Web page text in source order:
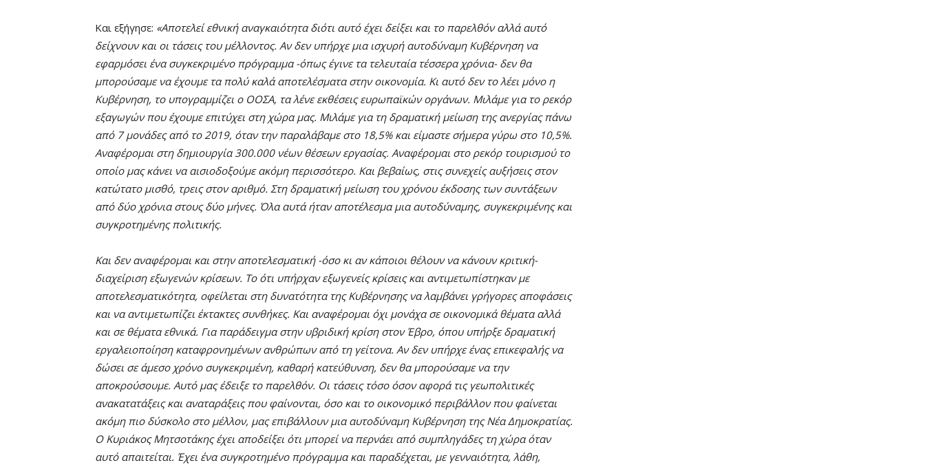
Και εξήγησε: «Αποτελεί εθνική αναγκαιότητα διότι αυτό έχει δείξει και το παρελθόν αλλά αυτό
δείχνουν και οι τάσεις του μέλλοντος. Αν δεν υπήρχε μια ισχυρή αυτοδύναμη Κυβέρνηση να
εφαρμόσει ένα συγκεκριμένο πρόγραμμα -όπως έγινε τα τελευταία τέσσερα χρόνια- δεν θα
μπορούσαμε να έχουμε τα πολύ καλά αποτελέσματα στην οικονομία. Κι αυτό δεν το λέει μόνο η
Κυβέρνηση, το υπογραμμίζει ο ΟΟΣΑ, τα λένε εκθέσεις ευρωπαϊκών οργάνων. Μιλάμε για το ρεκόρ
εξαγωγών που έχουμε επιτύχει στη χώρα μας. Μιλάμε για τη δραματική μείωση της ανεργίας πάνω
από 7 μονάδες από το 2019, όταν την παραλάβαμε στο 18,5% και είμαστε σήμερα γύρω στο 10,5%.
Αναφέρομαι στη δημιουργία 300.000 νέων θέσεων εργασίας. Αναφέρομαι στο ρεκόρ τουρισμού το
οποίο μας κάνει να αισιοδοξούμε ακόμη περισσότερο. Και βεβαίως, στις συνεχείς αυξήσεις στον
κατώτατο μισθό, τρεις στον αριθμό. Στη δραματική μείωση του χρόνου έκδοσης των συντάξεων
από δύο χρόνια στους δύο μήνες. Όλα αυτά ήταν αποτέλεσμα μια αυτοδύναμης, συγκεκριμένης και
συγκροτημένης πολιτικής.
Και δεν αναφέρομαι και στην αποτελεσματική -όσο κι αν κάποιοι θέλουν να κάνουν κριτική-
διαχείριση εξωγενών κρίσεων. Το ότι υπήρχαν εξωγενείς κρίσεις και αντιμετωπίστηκαν με
αποτελεσματικότητα, οφείλεται στη δυνατότητα της Κυβέρνησης να λαμβάνει γρήγορες αποφάσεις
και να αντιμετωπίζει έκτακτες συνθήκες. Και αναφέρομαι όχι μονάχα σε οικονομικά θέματα αλλά
και σε θέματα εθνικά. Για παράδειγμα στην υβριδική κρίση στον Έβρο, όπου υπήρξε δραματική
εργαλειοποίηση καταφρονημένων ανθρώπων από τη γείτονα. Αν δεν υπήρχε ένας επικεφαλής να
δώσει σε άμεσο χρόνο συγκεκριμένη, καθαρή κατεύθυνση, δεν θα μπορούσαμε να την
αποκρούσουμε. Αυτό μας έδειξε το παρελθόν. Οι τάσεις τόσο όσον αφορά τις γεωπολιτικές
ανακατατάξεις και αναταράξεις που φαίνονται, όσο και το οικονομικό περιβάλλον που φαίνεται
ακόμη πιο δύσκολο στο μέλλον, μας επιβάλλουν μια αυτοδύναμη Κυβέρνηση της Νέα Δημοκρατίας.
Ο Κυριάκος Μητσοτάκης έχει αποδείξει ότι μπορεί να περνάει από συμπληγάδες τη χώρα όταν
αυτό απαιτείται. Έχει ένα συγκροτημένο πρόγραμμα και παραδέχεται, με γενναιότητα, λάθη,